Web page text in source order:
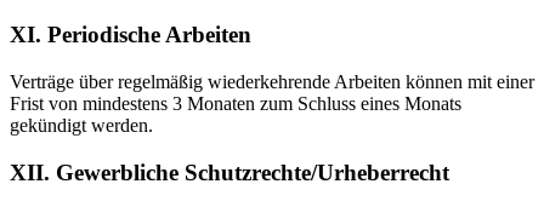
XI. Periodische Arbeiten
Verträge über regelmäßig wiederkehrende Arbeiten können mit einer
Frist von mindestens 3 Monaten zum Schluss eines Monats
gekündigt werden.
XII. Gewerbliche Schutzrechte/Urheberrecht